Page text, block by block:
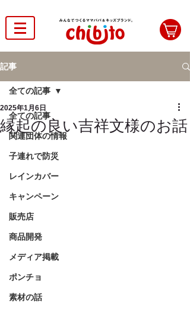
記事
全ての記事
関連団体の情報
子連れで防災
レインカバー
キャンペーン
販売店
商品開発
メディア掲載
ポンチョ
素材の話
全ての記事
縁起の良い吉祥文様のお話
2025年1月6日